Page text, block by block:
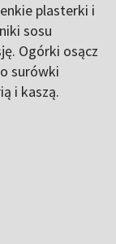
plasterki i
sosu
Ogórki osącz
surówki
i kaszą.